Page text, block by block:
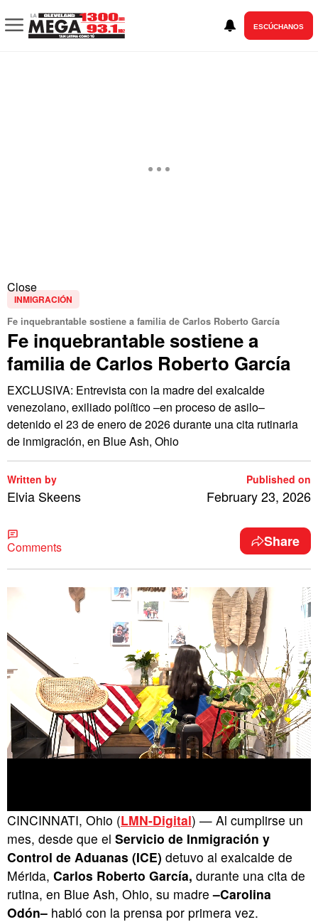
ESCÚCHANOS
Close
INMIGRACIÓN
Fe inquebrantable sostiene a familia de Carlos Roberto García
Fe inquebrantable sostiene a
familia de Carlos Roberto García
EXCLUSIVA: Entrevista con la madre del exalcalde
venezolano, exiliado político –en proceso de asilo–
detenido el 23 de enero de 2026 durante una cita rutinaria
de inmigración, en Blue Ash, Ohio
Written by
Elvia Skeens
Published on
February 23, 2026
Comments Share
CINCINNATI, Ohio (LMN-Digital) — Al cumplirse un
mes, desde que el Servicio de Inmigración y
Control de Aduanas (ICE) detuvo al exalcalde de
Mérida, Carlos Roberto García, durante una cita de
rutina, en Blue Ash, Ohio, su madre–Carolina
Odón– habló con la prensa por primera vez.